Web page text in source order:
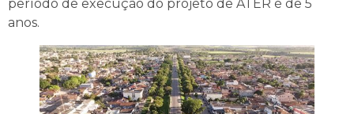
período de execução do projeto de ATER é de 5
anos.